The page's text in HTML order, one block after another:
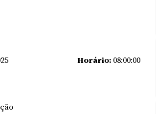
Horário: 08:00:00